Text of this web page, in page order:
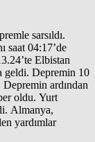
sarsıldı.
saat 04:17’de
Elbistan
geldi. Depremin 10
ardından
oldu. Yurt
Almanya,
yardımlar